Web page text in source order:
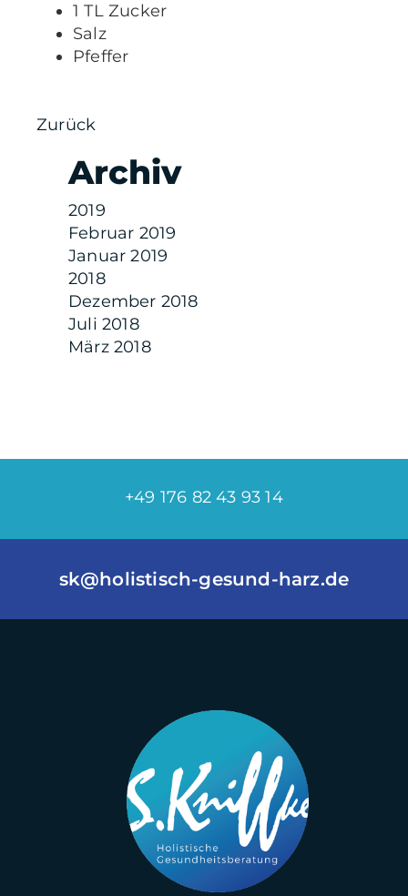
1 TL Zucker
Salz
Pfeffer
Zurück
Archiv
2019
Februar 2019
Januar 2019
2018
Dezember 2018
Juli 2018
März 2018
+49 176 82 43 93 14
sk@holistisch-gesund-harz.de